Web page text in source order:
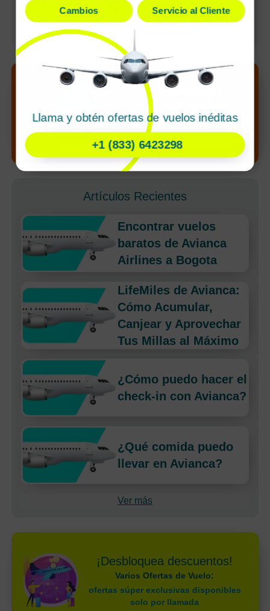
Pagos seguros
undefined
¡Alerta de nuevo
precio!
Desbloquea el
de tu búsqueda
¡Llamar ahora!
Artículos Recientes
Encontrar vuelos
baratos de Avianca
Airlines a Bogota
LifeMiles de Avianca:
Cómo Acumular,
Canjear y Aprovechar
Tus Millas al Máximo
¿Cómo puedo hacer el
check-in con Avianca?
¿Qué comida puedo
llevar en Avianca?
Ver más
¡Desbloquea descuentos!
Varios Ofertas de Vuelo:
ofertas súper exclusivas disponibles
solo por llamada
Cambios Servicio al Cliente
Llama y obtén ofertas de vuelos inéditas
+1 (833) 6423298